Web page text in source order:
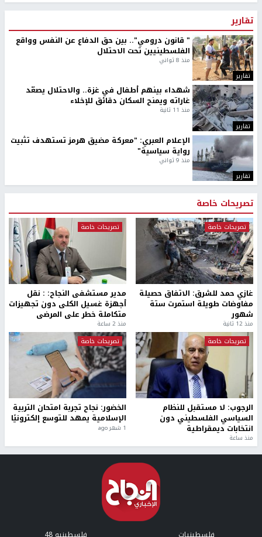
تقارير
تقارير
" قانون درومي".. بين حق الدفاع عن النفس وواقع
الفلسطينيين تحت الاحتلال
منذ 8 ثواني
تقارير
شهداء بينهم أطفال في غزة.. والاحتلال يصعّد
غاراته ويمنح السكان دقائق للإخلاء
منذ 11 ثانية
تقارير
الإعلام العبري: "معركة مضيق هرمز تستهدف تثبيت
رواية سياسية"
منذ 9 ثواني
تصريحات خاصة
تصريحات خاصة
غازي حمد للشرق: الاتفاق حصيلة
مفاوضات طويلة استمرت ستة
شهور
منذ 12 ثانية
تصريحات خاصة
مدير مستشفى النجاح: : نقل
أجهزة غسيل الكلى دون تجهيزات
متكاملة خطر على المرضى
منذ 2 ساعة
تصريحات خاصة
الرجوب: لا مستقبل للنظام
السياسي الفلسطيني دون
انتخابات ديمقراطية
منذ ساعة
تصريحات خاصة
الخضور: نجاح تجربة امتحان التربية
الإسلامية يمهد للتوسع إلكترونيًا
1 شهر ago